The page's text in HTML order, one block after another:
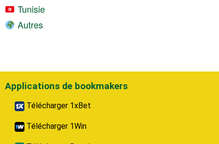
Tunisie
Autres
Applications de bookmakers
Télécharger 1xBet
Télécharger 1Win